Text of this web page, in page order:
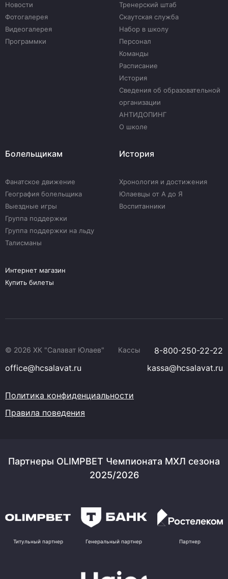
Новости
Фотогалерея
Видеогалерея
Программки
Тренерский штаб
Скаутская служба
Набор в школу
Персонал
Команды
Расписание
История
Сведения об образовательной
организации
АНТИДОПИНГ
О школе
Болельщикам
Фанатское движение
География болельщика
Выездные игры
Группа поддержки
Группа поддержки на льду
Талисманы
История
Хронология и достижения
Юлаевцы от А до Я
Воспитанники
Интернет магазин
Купить билеты
© 2026 ХК "Салават Юлаев" Кассы
8-800-250-22-22
office@hcsalavat.ru
kassa@hcsalavat.ru
Политика конфиденциальности
Правила поведения
Партнеры OLIMPBET Чемпионата МХЛ сезона
2025/2026
Титульный партнер Генеральный партнер Партнер